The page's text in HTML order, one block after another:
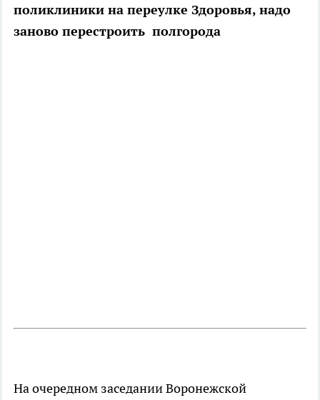
поликлиники на переулке Здоровья, надо
заново перестроить полгорода
На очередном заседании Воронежской